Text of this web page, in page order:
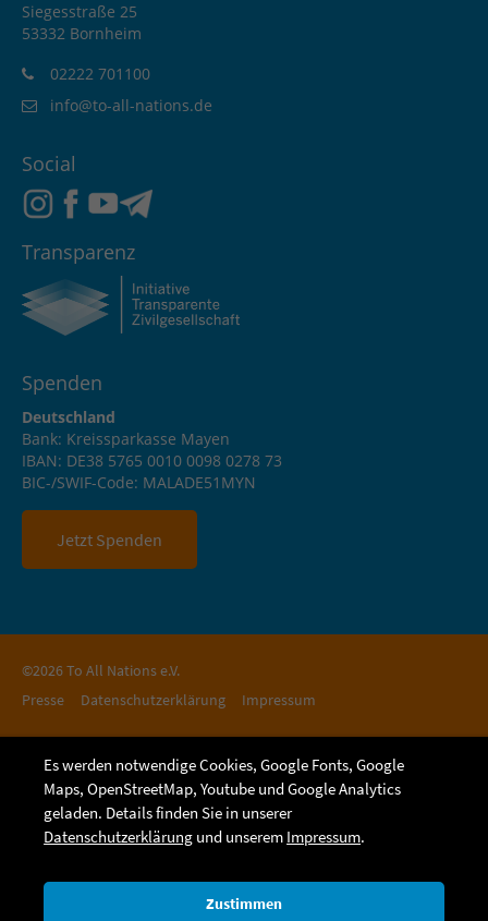
Siegesstraße 25
53332 Bornheim
02222 701100
info@to-all-nations.de
Social
Transparenz
Spenden
Deutschland
Bank: Kreissparkasse Mayen
IBAN: DE38 5765 0010 0098 0278 73
BIC-/SWIF-Code: MALADE51MYN
Jetzt Spenden
©2026 To All Nations e.V.
Presse
Datenschutzerklärung Impressum
Es werden notwendige Cookies, Google Fonts, Google
Maps, OpenStreetMap, Youtube und Google Analytics
geladen. Details finden Sie in unserer
Datenschutzerklärung und unserem Impressum.
Zustimmen